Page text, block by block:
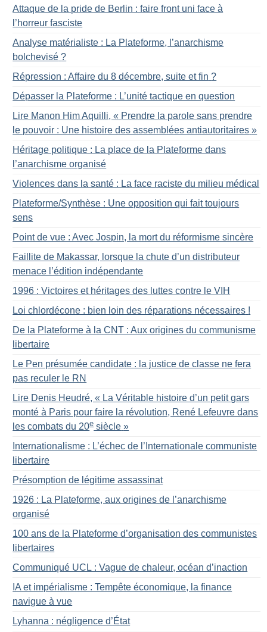
Attaque de la pride de Berlin : faire front uni face à
l’horreur fasciste
Analyse matérialiste : La Plateforme, l’anarchisme
bolchevisé ?
Répression : Affaire du 8 décembre, suite et fin ?
Dépasser la Plateforme : L’unité tactique en question
Lire Manon Him Aquilli, « Prendre la parole sans prendre
le pouvoir : Une histoire des assemblées antiautoritaires »
Héritage politique : La place de la Plateforme dans
l’anarchisme organisé
Violences dans la santé : La face raciste du milieu médical
Plateforme/Synthèse : Une opposition qui fait toujours
sens
Point de vue : Avec Jospin, la mort du réformisme sincère
Faillite de Makassar, lorsque la chute d’un distributeur
menace l’édition indépendante
1996 : Victoires et héritages des luttes contre le VIH
Loi chlordécone : bien loin des réparations nécessaires !
De la Plateforme à la CNT : Aux origines du communisme
libertaire
Le Pen présumée candidate : la justice de classe ne fera
pas reculer le RN
Lire Denis Heudré, « La Véritable histoire d’un petit gars
monté à Paris pour faire la révolution, René Lefeuvre dans
les combats du 20esiècle »
Internationalisme : L’échec de l’Internationale communiste
libertaire
Présomption de légitime assassinat
1926 : La Plateforme, aux origines de l’anarchisme
organisé
100 ans de la Plateforme d’organisation des communistes
libertaires
Communiqué UCL : Vague de chaleur, océan d’inaction
IA et impérialisme : Tempête économique, la finance
navigue à vue
Lyhanna : négligence d’État